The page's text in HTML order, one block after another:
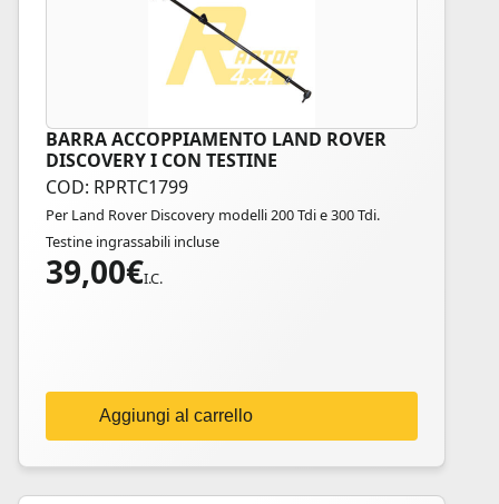
BARRA ACCOPPIAMENTO LAND ROVER
DISCOVERY I CON TESTINE
COD: RPRTC1799
Per Land Rover Discovery modelli 200 Tdi e 300 Tdi.
Testine ingrassabili incluse
39,00€I.C.
Aggiungi al carrello